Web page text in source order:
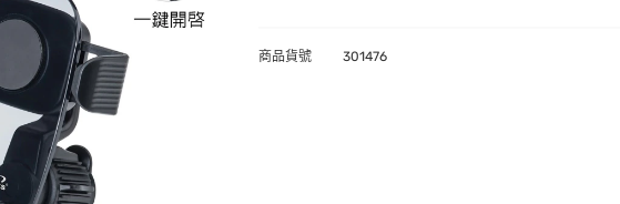
商品貨號 301476